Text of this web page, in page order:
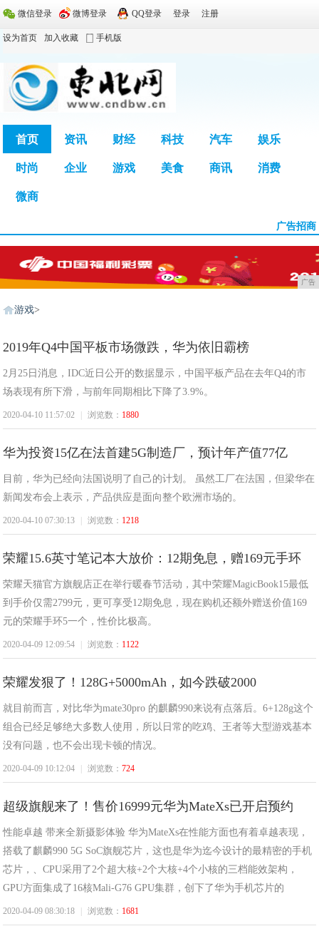
微信登录 微博登录 QQ登录 登录 注册
设为首页 加入收藏 手机版
首页 资讯 财经 科技 汽车 娱乐
时尚 企业 游戏 美食 商讯 消费
微商
广告招商
广告
东
网
>
游戏
2019年Q4中国平板市场微跌，华为依旧霸榜
2月25日消息，IDC近日公开的数据显示，中国平板产品在去年Q4的市
场表现有所下滑，与前年同期相比下降了3.9%。
2020-04-10 11:57:02 浏览数： 1880
华为投资15亿在法首建5G制造厂，预计年产值77亿
目前，华为已经向法国说明了自己的计划。 虽然工厂在法国，但梁华在
新闻发布会上表示，产品供应是面向整个欧洲市场的。
2020-04-10 07:30:13 浏览数： 1218
荣耀15.6英寸笔记本大放价：12期免息，赠169元手环
荣耀天猫官方旗舰店正在举行暖春节活动，其中荣耀MagicBook15最低
到手价仅需2799元，更可享受12期免息，现在购机还额外赠送价值169
元的荣耀手环5一个，性价比极高。
2020-04-09 12:09:54 浏览数： 1122
荣耀发狠了！128G+5000mAh，如今跌破2000
就目前而言，对比华为mate30pro 的麒麟990来说有点落后。6+128g这个
组合已经足够绝大多数人使用，所以日常的吃鸡、王者等大型游戏基本
没有问题，也不会出现卡顿的情况。
2020-04-09 10:12:04 浏览数：724
超级旗舰来了！售价16999元华为MateXs已开启预约
性能卓越 带来全新摄影体验 华为MateXs在性能方面也有着卓越表现，
搭载了麒麟990 5G SoC旗舰芯片，这也是华为迄今设计的最精密的手机
芯片，、CPU采用了2个超大核+2个大核+4个小核的三档能效架构，
GPU方面集成了16核Mali-G76 GPU集群，创下了华为手机芯片的
2020-04-09 08:30:18 浏览数： 1681